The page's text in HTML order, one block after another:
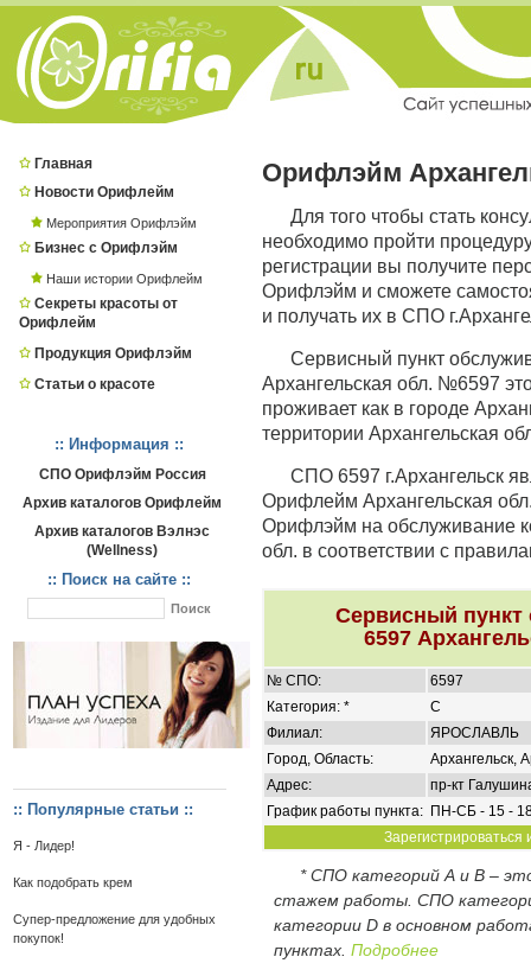
Главная
Новости Орифлейм
Мероприятия Орифлэйм
Бизнес с Орифлэйм
Наши истории Орифлейм
Секреты красоты от
Орифлейм
Продукция Орифлэйм
Статьи о красоте
:: Информация ::
СПО Орифлэйм Россия
Архив каталогов Орифлейм
Архив каталогов Вэлнэс
(Wellness)
:: Поиск на сайте ::
:: Популярные статьи ::
Я - Лидер!
Как подобрать крем
Супер-предложение для удобных
покупок!
Орифлэйм
Для того чтобы стать
необходимо пройти
регистрации вы получите
Орифлэйм и сможете
и получать их в СПО
Сервисный пункт
Архангельская обл. №6597
проживает как в городе
территории Архангельская
СПО 6597 г.Архангельск
Орифлейм Архангельская
Орифлэйм на обслуживание
обл. в соответствии с
Сервисный
6597
№ СПО:
6597
Категория: *
C
Филиал:
ЯРОСЛАВЛЬ
Город, Область:
Архангельск,
Адрес:
пр-кт
График работы пункта: ПН-СБ - 15 -
Зарегистрироваться
* СПО категорий А и В –
стажем работы. СПО
категории D в основном
пунктах. Подробнее